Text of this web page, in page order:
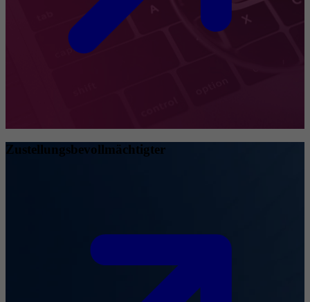
Zustellungsbevollmächtigter